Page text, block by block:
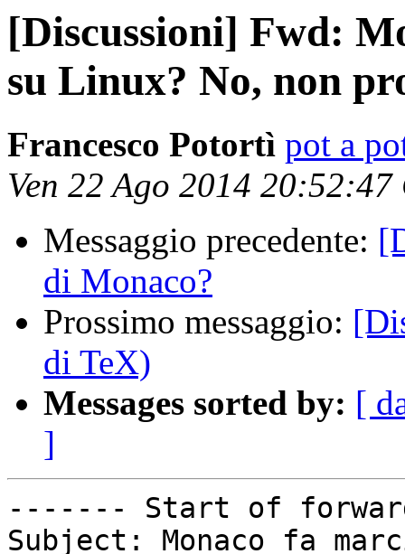
[Discussioni] Fwd:
su Linux? No, non
Francesco Potortì pot a
Ven 22 Ago 2014 20:52:47
Messaggio precedente:
di Monaco?
Prossimo messaggio:
di TeX)
Messages sorted by: [
]
------- Start of
Subject: Monaco fa